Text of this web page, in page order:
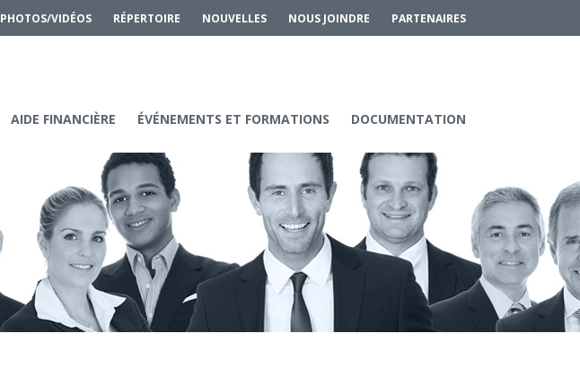
PHOTOS/VIDÉOS RÉPERTOIRE NOUVELLES NOUS JOINDRE PARTENAIRES
AIDE FINANCIÈRE ÉVÉNEMENTS ET FORMATIONS DOCUMENTATION